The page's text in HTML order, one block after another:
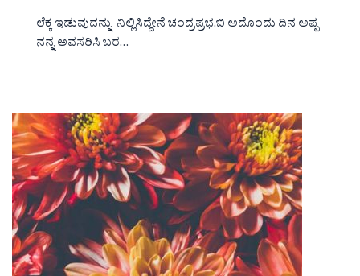
ಲೆಕ್ಕ ಇಡುವುದನ್ನು ನಿಲ್ಲಿಸಿದ್ದೇನೆ ಚಂದ್ರಪ್ರಭ.ಬಿ ಅದೊಂದು ದಿನ ಅಪ್ಪ
ನನ್ನ ಅವಸರಿಸಿ ಬರ…